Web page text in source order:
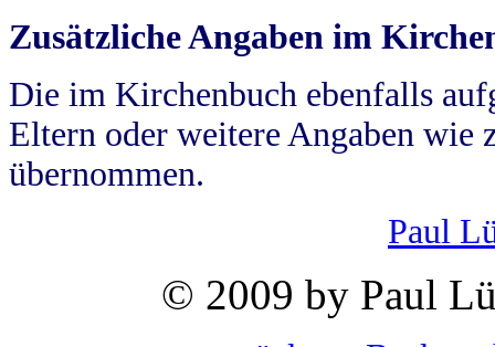
Zusätzliche Angaben im
Die im Kirchenbuch ebenfalls
Eltern oder weitere Angaben wie
übernommen.
Paul
© 2009 by Paul